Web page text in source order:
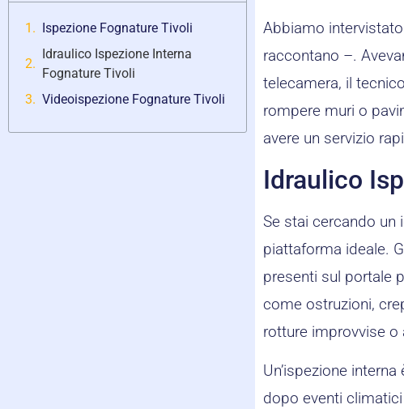
Ispezione Fognature Tivoli
Idraulico Ispezione Interna
Fognature Tivoli
Videoispezione Fognature Tivoli
Abbiamo
raccontano –.
telecamera, il
rompere muri o
avere un servizio
Idraulico
Se stai cercando un
piattaforma ideale.
presenti sul portale
come ostruzioni,
rotture improvvise o
Un’ispezione
dopo eventi